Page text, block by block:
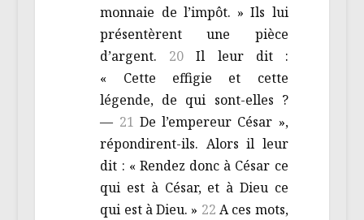
monnaie de l’impôt. » Ils lui
présentèrent une pièce
d’argent. 20Il leur dit :
« Cette effigie et cette
légende, de qui sont-elles ?
— 21 De l’empereur César »,
répondirent-ils. Alors il leur
dit : « Rendez donc à César ce
qui est à César, et à Dieu ce
qui est à Dieu. » 22A ces mots,